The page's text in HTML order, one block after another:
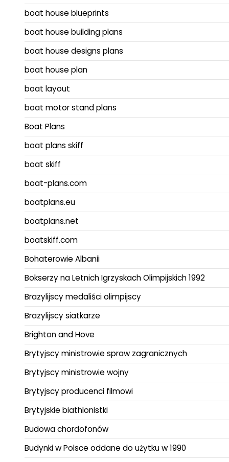
boat house blueprints
boat house building plans
boat house designs plans
boat house plan
boat layout
boat motor stand plans
Boat Plans
boat plans skiff
boat skiff
boat-plans.com
boatplans.eu
boatplans.net
boatskiff.com
Bohaterowie Albanii
Bokserzy na Letnich Igrzyskach Olimpijskich 1992
Brazylijscy medaliści olimpijscy
Brazylijscy siatkarze
Brighton and Hove
Brytyjscy ministrowie spraw zagranicznych
Brytyjscy ministrowie wojny
Brytyjscy producenci filmowi
Brytyjskie biathlonistki
Budowa chordofonów
Budynki w Polsce oddane do użytku w 1990